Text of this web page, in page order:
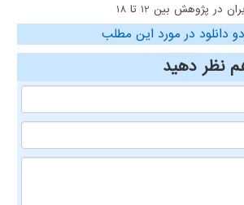
پژوهش بین 12 تا 18
دانلود در مورد این مطلب
نظر دهید